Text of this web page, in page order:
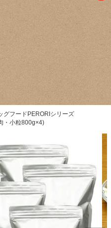
グフードPERORIシリーズ
・小粒800g×4)